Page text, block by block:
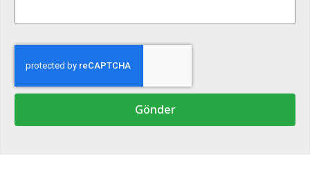
Gönder